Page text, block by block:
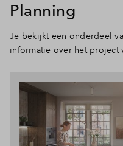
Planning
Je bekijkt een onderdeel
informatie over het project